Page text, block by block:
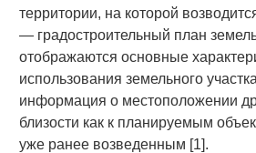
территории, на которой
— градостроительный план
отображаются основные
использования земельного
информация о местоположении
близости как к планируемым
уже ранее возведенным [1].